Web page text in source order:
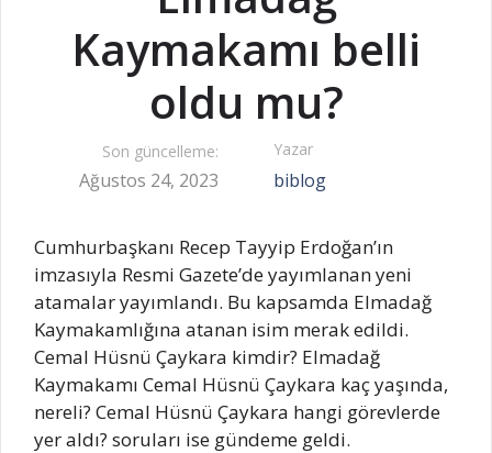
Kaymakamı belli
oldu mu?
Son güncelleme:
Ağustos 24, 2023
Yazar
biblog
Cumhurbaşkanı Recep Tayyip Erdoğan’ın
imzasıyla Resmi Gazete’de yayımlanan yeni
atamalar yayımlandı. Bu kapsamda Elmadağ
Kaymakamlığına atanan isim merak edildi.
Cemal Hüsnü Çaykara kimdir? Elmadağ
Kaymakamı Cemal Hüsnü Çaykara kaç yaşında,
nereli? Cemal Hüsnü Çaykara hangi görevlerde
yer aldı? soruları ise gündeme geldi.